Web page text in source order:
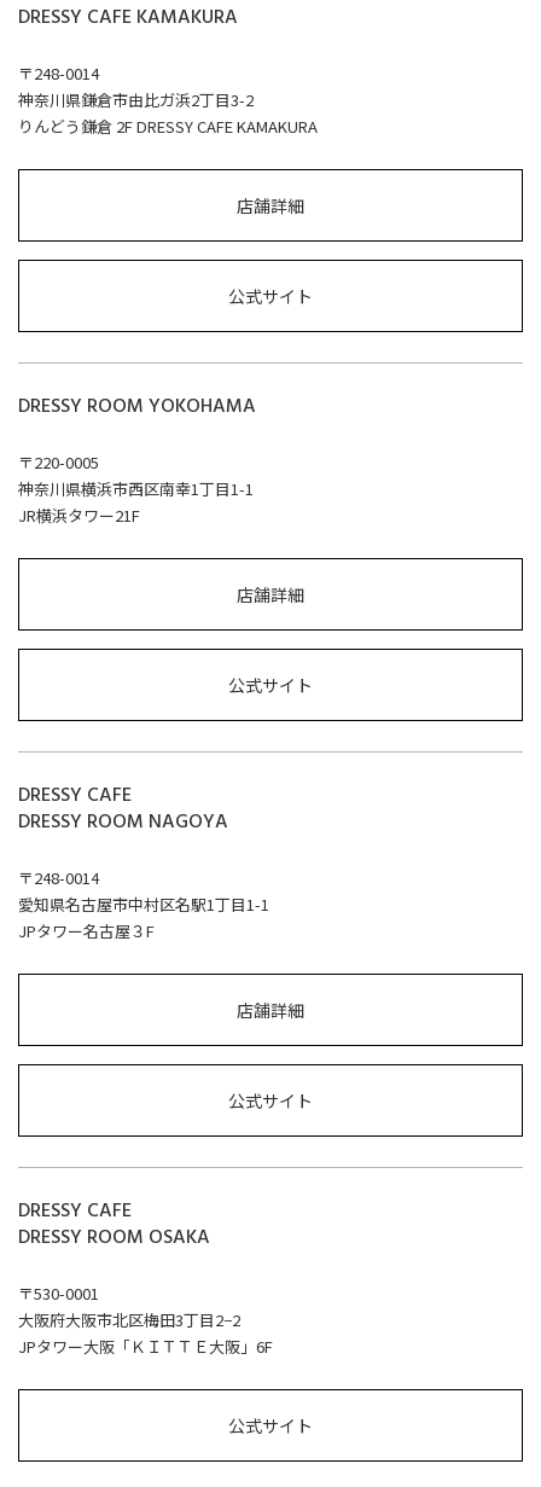
DRESSY CAFE KAMAKURA
〒248-0014
神奈川県鎌倉市由比ガ浜2丁目3-2
りんどう鎌倉 2F DRESSY CAFE KAMAKURA
店舗詳細
公式サイト
DRESSY ROOM YOKOHAMA
〒220-0005
神奈川県横浜市西区南幸1丁目1-1
JR横浜タワー21F
店舗詳細
公式サイト
DRESSY CAFE
DRESSY ROOM NAGOYA
〒248-0014
愛知県名古屋市中村区名駅1丁目1-1
JPタワー名古屋３F
店舗詳細
公式サイト
DRESSY CAFE
DRESSY ROOM OSAKA
〒530-0001
大阪府大阪市北区梅田3丁目2−2
JPタワー大阪「ＫＩＴＴＥ大阪」6F
公式サイト